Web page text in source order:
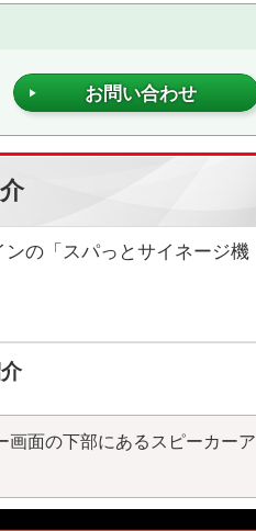
お問い合わせ
の「スパっとサイネージ機
画面の下部にあるスピーカーア